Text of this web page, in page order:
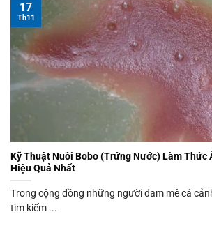
Kỹ Thuật Nuôi Bobo (Trứng Nước) Làm Thức
Hiệu Quả Nhất
Trong cộng đồng những người đam mê cá
tìm kiếm ...
17
Th11